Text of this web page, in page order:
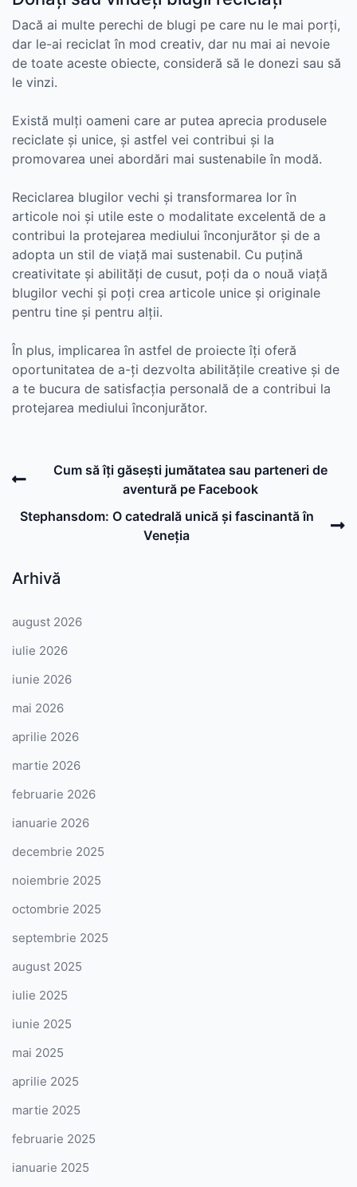
Dacă ai multe perechi de blugi pe care nu le mai porți,
dar le-ai reciclat în mod creativ, dar nu mai ai nevoie
de toate aceste obiecte, consideră să le donezi sau să
le vinzi.
Există mulți oameni care ar putea aprecia produsele
reciclate și unice, și astfel vei contribui și la
promovarea unei abordări mai sustenabile în modă.
Reciclarea blugilor vechi și transformarea lor în
articole noi și utile este o modalitate excelentă de a
contribui la protejarea mediului înconjurător și de a
adopta un stil de viață mai sustenabil. Cu puțină
creativitate și abilități de cusut, poți da o nouă viață
blugilor vechi și poți crea articole unice și originale
pentru tine și pentru alții.
În plus, implicarea în astfel de proiecte îți oferă
oportunitatea de a-ți dezvolta abilitățile creative și de
a te bucura de satisfacția personală de a contribui la
protejarea mediului înconjurător.
Previous
Post
Cum să îți găsești jumătatea sau parteneri de
aventură pe Facebook
Stephansdom: O catedrală unică și fascinantă în
Veneția
Arhivă
august 2026
iulie 2026
iunie 2026
mai 2026
aprilie 2026
martie 2026
februarie 2026
ianuarie 2026
decembrie 2025
noiembrie 2025
octombrie 2025
septembrie 2025
august 2025
iulie 2025
iunie 2025
mai 2025
aprilie 2025
martie 2025
februarie 2025
ianuarie 2025